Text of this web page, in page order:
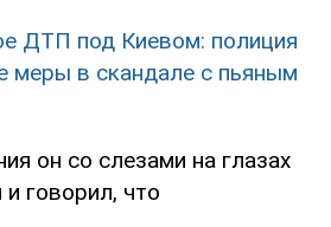
ДТП под Киевом: полиция
меры в скандале с пьяным
он со слезами на глазах
говорил, что